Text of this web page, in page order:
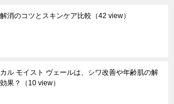
消のコツとスキンケア比較 （42 view）
ル モイスト ヴェールは、シワ改善や年齢肌の解
果？
（10 view）